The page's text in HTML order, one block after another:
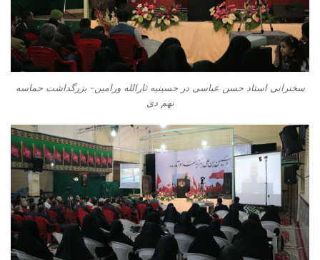
سخنرانی استاد حسن عباسی در حسینیه ثارالله ورامین- بزرگداشت حماسه
نهم دی